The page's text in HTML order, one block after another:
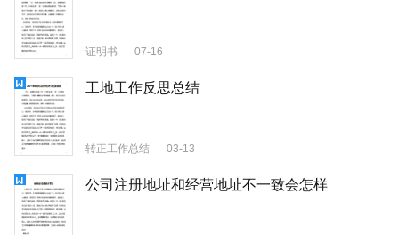
证明书 07-16
工地工作反思总结
转正工作总结 03-13
公司注册地址和经营地址不一致会怎样